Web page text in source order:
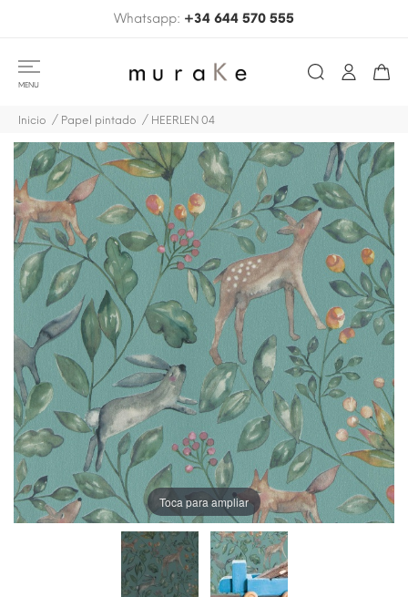
Whatsapp: +34 644 570 555
MENU
Inicio Papel pintado HEERLEN 04
Toca para ampliar